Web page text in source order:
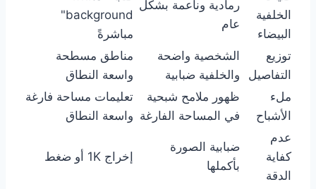
الخلفية
البيضاء
رمادية وناعمة بشكل
عام
background"
مباشرةً
توزيع
التفاصيل
الشخصية واضحة
والخلفية ضبابية
مناطق مسطحة
واسعة النطاق
ملء
الأشباح
ظهور ملامح شبحية
في المساحة الفارغة
تعليمات مساحة فارغة
واسعة النطاق
عدم
كفاية
الدقة
ضبابية الصورة
بأكملها
إخراج 1K أو ضغط